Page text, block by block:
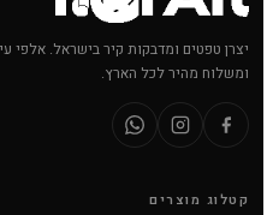
יצרן טפטים ומדבקות קיר בישראל. אלפי
ומשלוח מהיר לכל הארץ.
קטלוג מוצרים